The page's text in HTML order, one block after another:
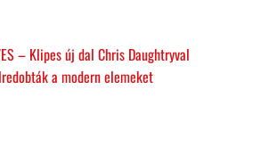
– Klipes új dal Chris Daughtryval
a modern elemeket